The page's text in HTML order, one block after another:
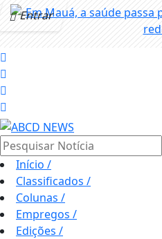
Entrar
Pesquisar Notícia
Início /
Classificados /
Colunas /
Empregos /
Edições /